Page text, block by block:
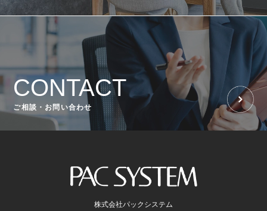
CONTACT
ご相談・お問い合わせ
株式会社パックシステム